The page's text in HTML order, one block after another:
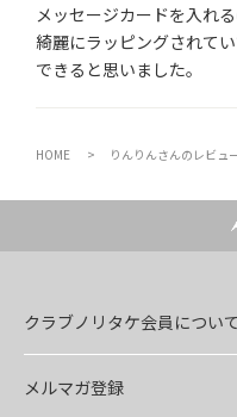
メッセージカードを入れ
綺麗にラッピングされて
HOME りんりんさんのレビュ
クラブノリタケ会員について
メルマガ登録